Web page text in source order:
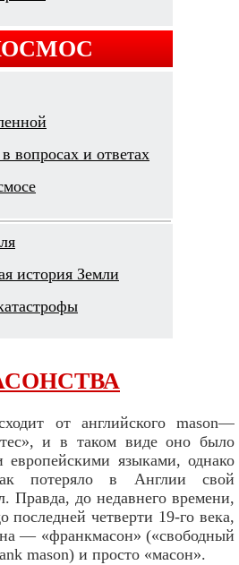
вопросах и ответах
история Земли
от английского mason—
и в таком виде оно было
европейскими языками, однако
потеряло в Англии свой
Правда, до недавнего времени,
последней четверти 19-го века,
— «франкмасон» («свободный
mason) и просто «масон».